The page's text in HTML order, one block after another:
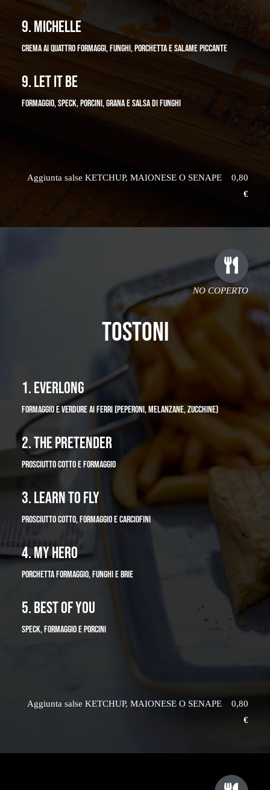
9. MICHELLE
CREMA AI QUATTRO FORMAGGI, FUNGHI, PORCHETTA E SALAME PICCANTE
9. LET IT BE
FORMAGGIO, SPECK, PORCINI, GRANA E SALSA DI FUNGHI
Aggiunta salse KETCHUP, MAIONESE O SENAPE 0,80
€
NO COPERTO
TOSTONI
1. EVERLONG
FORMAGGIO E VERDURE AI FERRI (PEPERONI, MELANZANE, ZUCCHINE)
2. THE PRETENDER
PROSCIUTTO COTTO E FORMAGGIO
3. LEARN TO FLY
PROSCIUTTO COTTO, FORMAGGIO E CARCIOFINI
4. MY HERO
PORCHETTA FORMAGGIO, FUNGHI E BRIE
5. BEST OF YOU
SPECK, FORMAGGIO E PORCINI
Aggiunta salse KETCHUP, MAIONESE O SENAPE 0,80
€